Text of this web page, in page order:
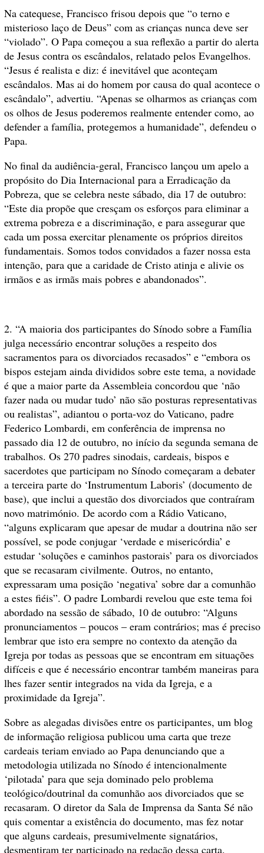
Na catequese, Francisco frisou depois que “o terno e
misterioso laço de Deus” com as crianças nunca deve ser
“violado”. O Papa começou a sua reflexão a partir do alerta
de Jesus contra os escândalos, relatado pelos Evangelhos.
“Jesus é realista e diz: é inevitável que aconteçam
escândalos. Mas ai do homem por causa do qual acontece o
escândalo”, advertiu. “Apenas se olharmos as crianças com
os olhos de Jesus poderemos realmente entender como, ao
defender a família, protegemos a humanidade”, defendeu o
Papa.
No final da audiência-geral, Francisco lançou um apelo a
propósito do Dia Internacional para a Erradicação da
Pobreza, que se celebra neste sábado, dia 17 de outubro:
“Este dia propõe que cresçam os esforços para eliminar a
extrema pobreza e a discriminação, e para assegurar que
cada um possa exercitar plenamente os próprios direitos
fundamentais. Somos todos convidados a fazer nossa esta
intenção, para que a caridade de Cristo atinja e alivie os
irmãos e as irmãs mais pobres e abandonados”.
2. “A maioria dos participantes do Sínodo sobre a Família
julga necessário encontrar soluções a respeito dos
sacramentos para os divorciados recasados” e “embora os
bispos estejam ainda divididos sobre este tema, a novidade
é que a maior parte da Assembleia concordou que ‘não
fazer nada ou mudar tudo’ não são posturas representativas
ou realistas”, adiantou o porta-voz do Vaticano, padre
Federico Lombardi, em conferência de imprensa no
passado dia 12 de outubro, no início da segunda semana de
trabalhos. Os 270 padres sinodais, cardeais, bispos e
sacerdotes que participam no Sínodo começaram a debater
a terceira parte do ‘Instrumentum Laboris’ (documento de
base), que inclui a questão dos divorciados que contraíram
novo matrimónio. De acordo com a Rádio Vaticano,
“alguns explicaram que apesar de mudar a doutrina não ser
possível, se pode conjugar ‘verdade e misericórdia’ e
estudar ‘soluções e caminhos pastorais’ para os divorciados
que se recasaram civilmente. Outros, no entanto,
expressaram uma posição ‘negativa’ sobre dar a comunhão
a estes fiéis”. O padre Lombardi revelou que este tema foi
abordado na sessão de sábado, 10 de outubro: “Alguns
pronunciamentos – poucos – eram contrários; mas é preciso
lembrar que isto era sempre no contexto da atenção da
Igreja por todas as pessoas que se encontram em situações
difíceis e que é necessário encontrar também maneiras para
lhes fazer sentir integrados na vida da Igreja, e a
proximidade da Igreja”.
Sobre as alegadas divisões entre os participantes, um blog
de informação religiosa publicou uma carta que treze
cardeais teriam enviado ao Papa denunciando que a
metodologia utilizada no Sínodo é intencionalmente
‘pilotada’ para que seja dominado pelo problema
teológico/doutrinal da comunhão aos divorciados que se
recasaram. O diretor da Sala de Imprensa da Santa Sé não
quis comentar a existência do documento, mas fez notar
que alguns cardeais, presumivelmente signatários,
desmentiram ter participado na redação dessa carta.